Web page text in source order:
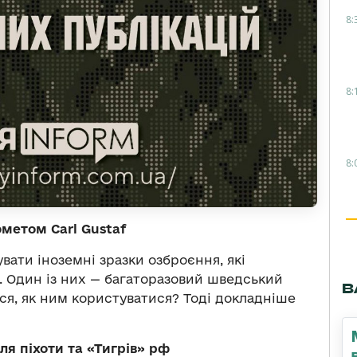
Carl Gustaf
іноземні зразки озброєння, які
із них — багаторазовий шведський
як ним користуватися? Тоді докладніше
піхоти та «Тигрів» рф